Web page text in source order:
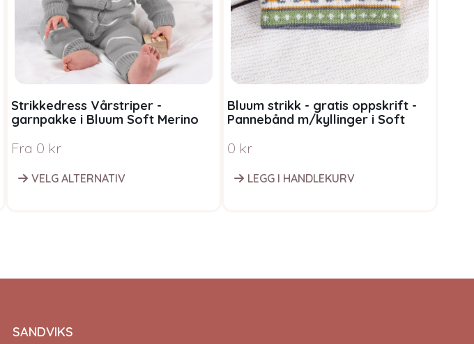
Strikkedress Vårstriper -
garnpakke i Bluum Soft Merino
Fra 0 kr
VELG ALTERNATIV
Bluum strikk - gratis oppskrift -
Pannebånd m/kyllinger i Soft
0 kr
LEGG I HANDLEKURV
SANDVIKS